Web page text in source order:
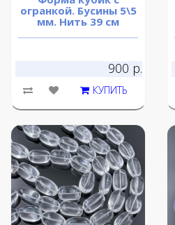
огранкой. Бусины 5\5
мм. Нить 39 см
900 р.
КУПИТЬ